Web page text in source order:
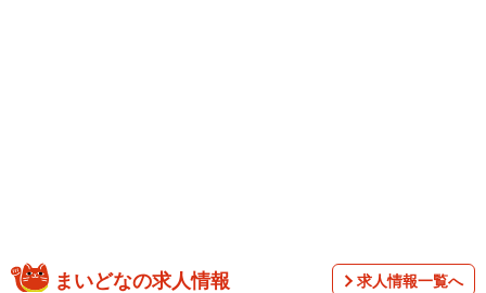
まいどなの求人情報 求人情報一覧へ